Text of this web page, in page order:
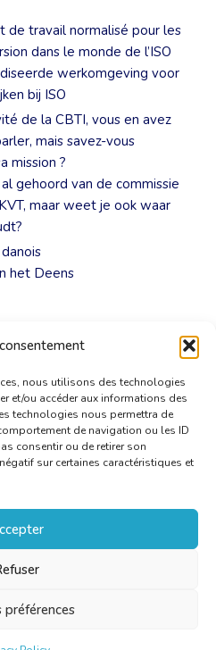
nous utilisons des technologies
et/ou accéder aux informations des
technologies nous permettra de
de navigation ou les ID
consentir ou de retirer son
sur certaines caractéristiques et
préférences
de travail normalisé pour les
dans le monde de l’ISO
werkomgeving voor
bij ISO
de la CBTI, vous en avez
mais savez-vous
mission ?
gehoord van de commissie
maar weet je ook waar
het Deens